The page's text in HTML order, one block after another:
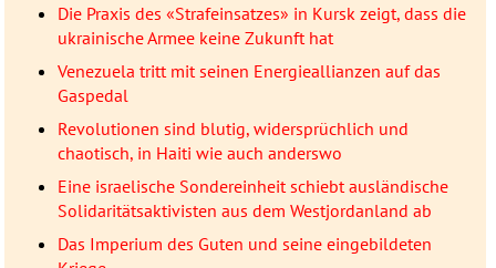
Die Praxis des «Strafeinsatzes» in Kursk zeigt, dass die
ukrainische Armee keine Zukunft hat
Venezuela tritt mit seinen Energieallianzen auf das
Gaspedal
Revolutionen sind blutig, widersprüchlich und
chaotisch, in Haiti wie auch anderswo
Eine israelische Sondereinheit schiebt ausländische
Solidaritätsaktivisten aus dem Westjordanland ab
Das Imperium des Guten und seine eingebildeten